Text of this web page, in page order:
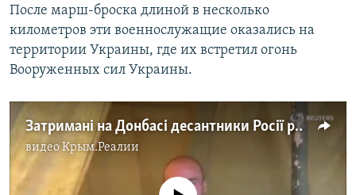
После марш-броска длиной в несколько
километров эти военнослужащие оказались на
территории Украины, где их встретил огонь
Вооруженных сил Украины.
Затримані на Донбасі десантники Росії розповіли, що робили в Україні
видеоКрым.Реалии
No media source currently available